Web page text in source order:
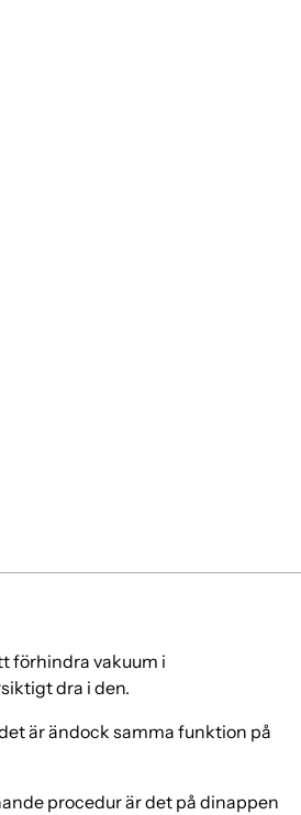
förhindra vakuum i
dra i den.
är ändock samma funktion på
procedur är det på dinappen